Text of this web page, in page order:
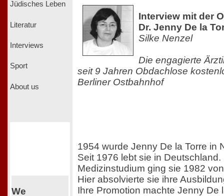
Jüdisches Leben
Literatur
Interviews
Sport
About us
We
Interview mit der
Dr. Jenny De la
Silke Nenzel
Die engagierte
seit 9 Jahren Obdachlose
Berliner Ostbahnhof
1954 wurde Jenny De la Torre in
Seit 1976 lebt sie in Deutschland.
Medizinstudium ging sie 1982
Hier absolvierte sie ihre
Ihre Promotion machte Jenny De